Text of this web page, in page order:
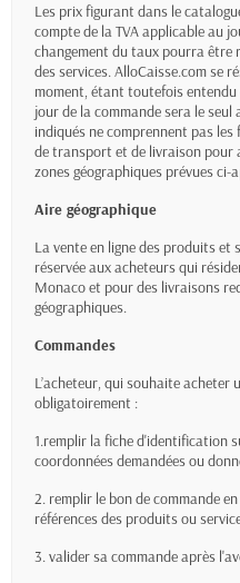
Les prix figurant dans le
compte de la TVA applicable au
changement du taux pourra être
des services. AlloCaisse.com se
moment, étant toutefois
jour de la commande sera le
indiqués ne comprennent pas
de transport et de livraison pour
zones géographiques prévues ci-
Aire géographique
La vente en ligne des produits et
réservée aux acheteurs qui
Monaco et pour des livraisons
géographiques.
Commandes
L’acheteur, qui souhaite
obligatoirement :
1.remplir la fiche d'identification
coordonnées demandées ou
2. remplir le bon de commande
références des produits ou
3. valider sa commande après